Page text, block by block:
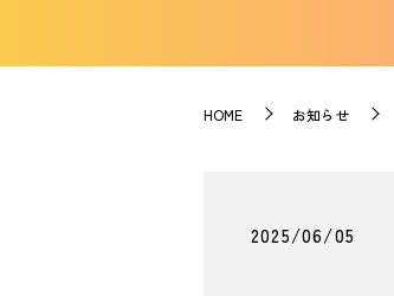
HOME お知らせ
2025/06/05